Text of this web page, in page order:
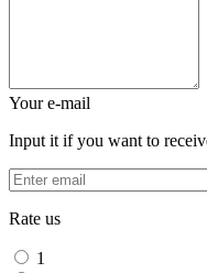
Your e-mail
Input it if you want to
Rate us
1